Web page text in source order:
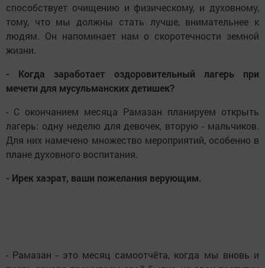
способствует очищению и физическому, и духовному,
тому, что мы должны стать лучше, внимательнее к
людям. Он напоминает нам о скоротечности земной
жизни.
- Когда заработает оздоровительный лагерь при
мечети для мусульманских детишек?
- С окончанием месяца Рамазан планируем открыть
лагерь: одну неделю для девочек, вторую - мальчиков.
Для них намечено множество мероприятий, особенно в
плане духовного воспитания.
- Ирек хазрат, ваши пожелания верующим.
- Рамазан - это месяц самоотчёта, когда мы вновь и